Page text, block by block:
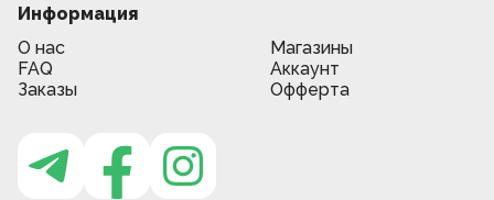
Информация
О нас
Магазины
FAQ
Аккаунт
Заказы
Офферта